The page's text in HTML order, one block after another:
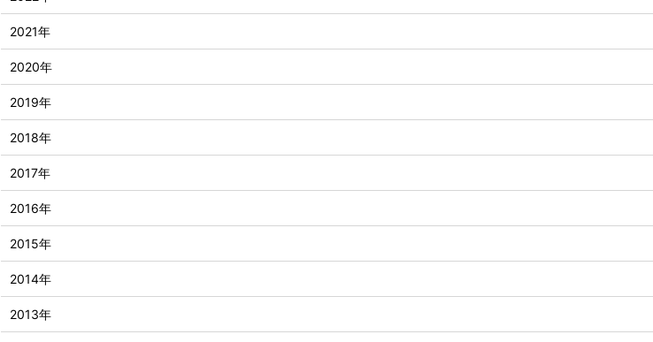
2021年
2020年
2019年
2018年
2017年
2016年
2015年
2014年
2013年